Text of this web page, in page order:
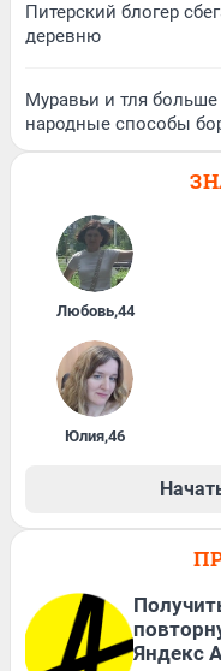
Питерский блогер
деревню
Муравьи и тля
народные способы
Любовь,44
Юлия,46
Яндекс